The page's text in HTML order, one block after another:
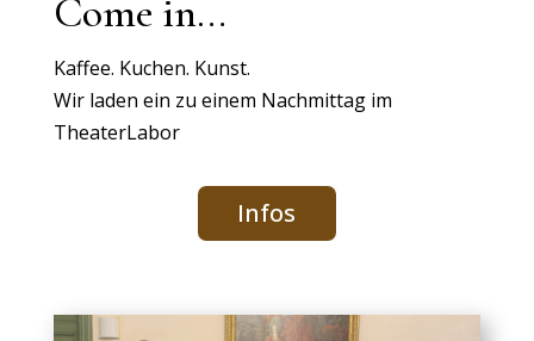
Come in…
Kaffee. Kuchen. Kunst.
Wir laden ein zu einem Nachmittag im
TheaterLabor
Infos